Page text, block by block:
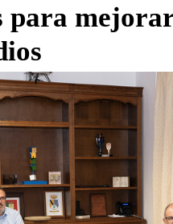
para